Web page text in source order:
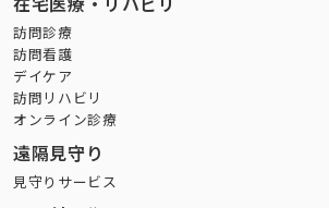
在宅医療・リハビリ
訪問診療
訪問看護
デイケア
訪問リハビリ
オンライン診療
遠隔見守り
見守りサービス